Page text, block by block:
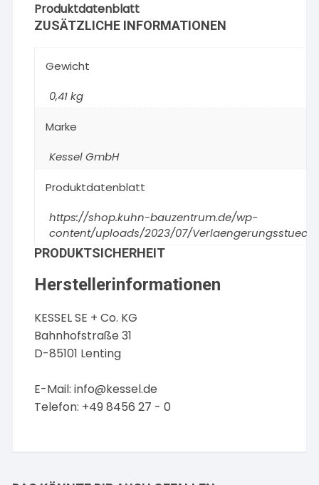
Produktdatenblatt
ZUSÄTZLICHE INFORMATIONEN
Gewicht
0,41 kg
Marke
Kessel GmbH
Produktdatenblatt
https://shop.kuhn-bauzentrum.de/wp-
content/uploads/2023/07/
PRODUKTSICHERHEIT
Herstellerinformationen
KESSEL SE + Co. KG
Bahnhofstraße 31
D-85101 Lenting
E-Mail:info@kessel.de
Telefon: +49 8456 27 - 0